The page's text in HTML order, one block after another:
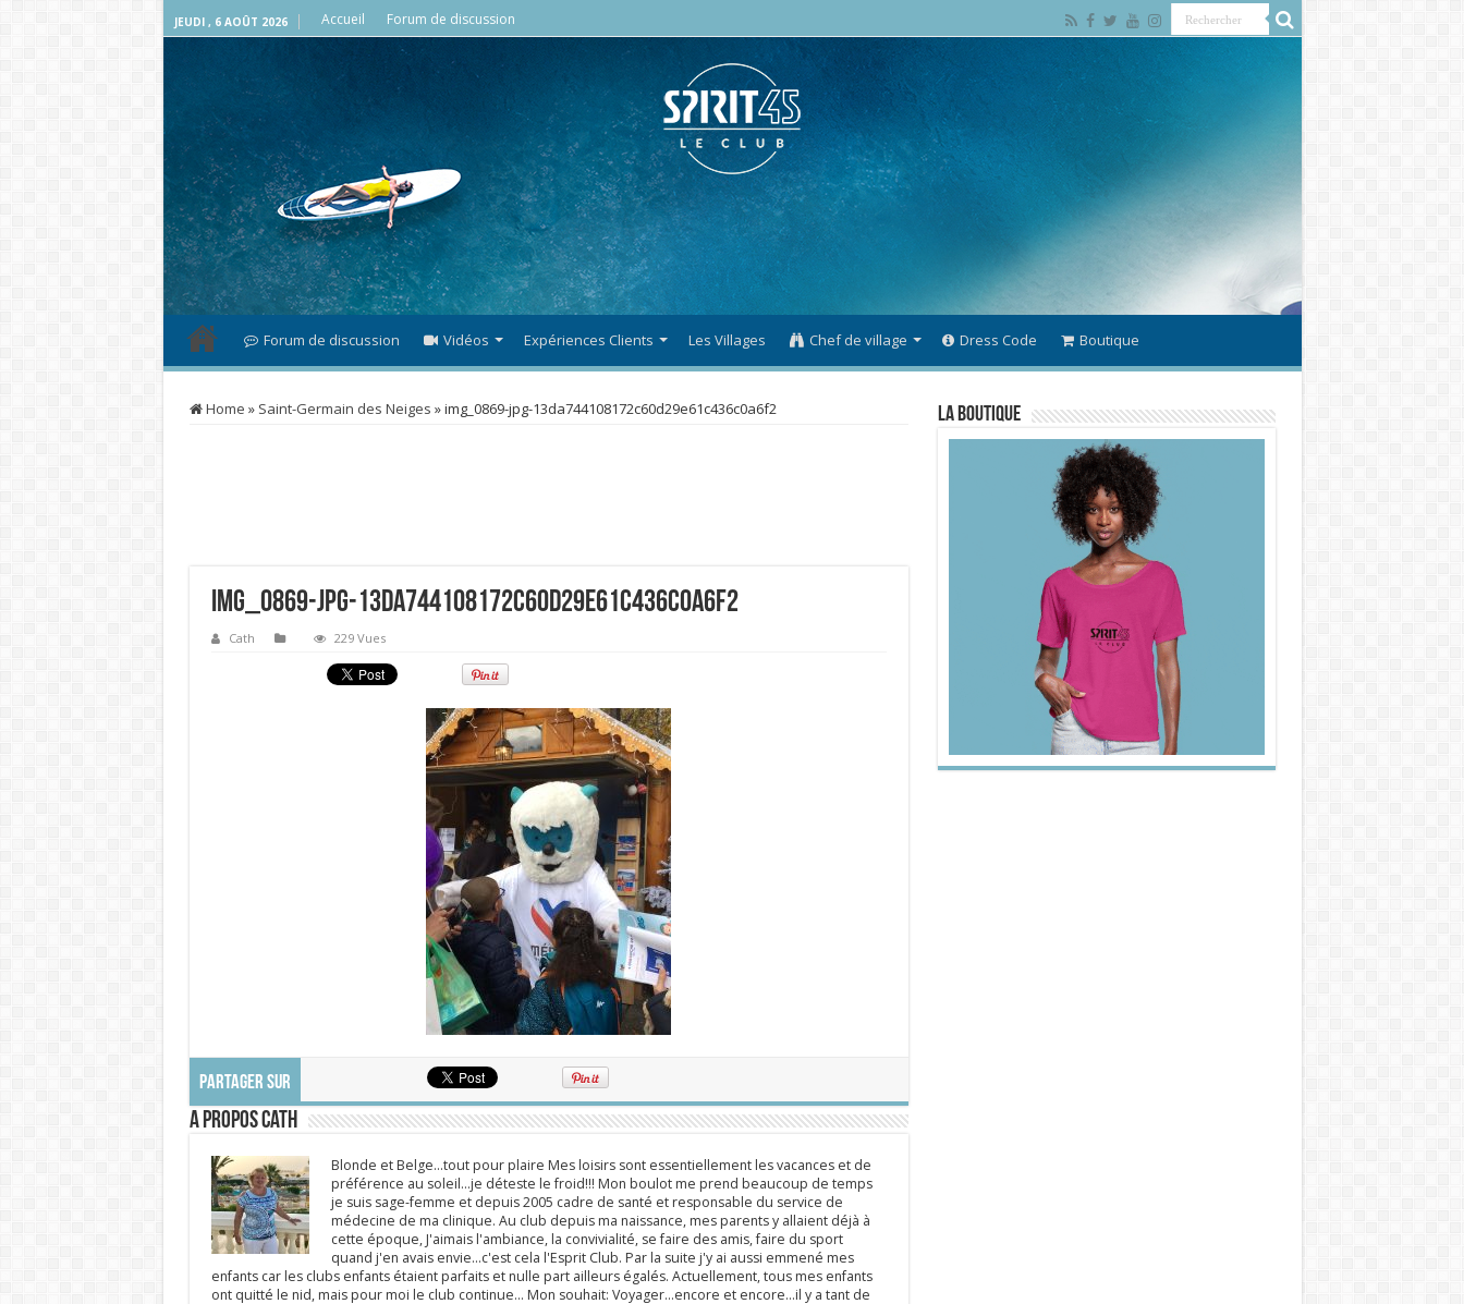
JEUDI , 6 AOÛT 2026 Accueil Forum de discussion
Forum de discussion Vidéos Expériences Clients Les Villages Chef de village Dress Code Boutique
Home » Saint-Germain des Neiges »img_0869-jpg-13da744108172c60d29e61c436c0a6f2
img_0869-jpg-13da744108172c60d29e61c436c0a6f2
Cath 229 Vues
PARTAGER SUR
A propos Cath
Blonde et Belge...tout pour plaire Mes loisirs sont essentiellement les vacances et de
préférence au soleil...je déteste le froid!!! Mon boulot me prend beaucoup de temps
je suis sage-femme et depuis 2005 cadre de santé et responsable du service de
médecine de ma clinique. Au club depuis ma naissance, mes parents y allaient déjà à
cette époque, J'aimais l'ambiance, la convivialité, se faire des amis, faire du sport
quand j'en avais envie...c'est cela l'Esprit Club. Par la suite j'y ai aussi emmené mes
enfants car les clubs enfants étaient parfaits et nulle part ailleurs égalés. Actuellement, tous mes enfants
ont quitté le nid, mais pour moi le club continue... Mon souhait: Voyager...encore et encore...il y a tant de
La Boutique